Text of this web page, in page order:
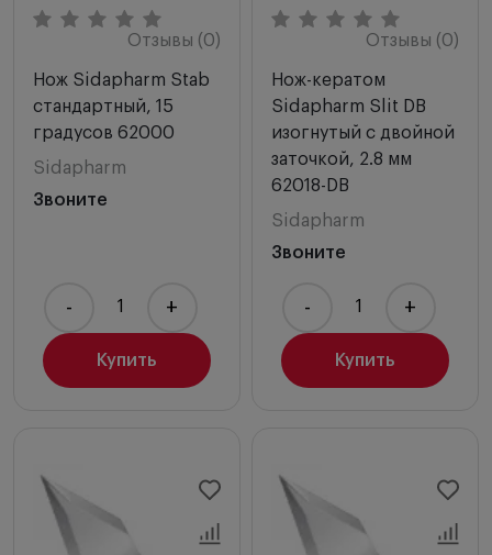
Отзывы (0)
Нож Sidapharm Stab
стандартный, 15
градусов 62000
Sidapharm
Звоните
Купить
- +
Отзывы (0)
Нож-кератом
Sidapharm Slit DB
изогнутый с двойной
заточкой, 2.8 мм
62018-DB
Sidapharm
Звоните
Купить
- +